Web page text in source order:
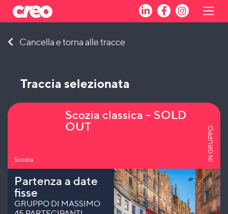
Cancella e torna alle tracce
Traccia selezionata
Scozia
Scozia classica – SOLD
OUT
IN GRUPPO
Partenza a date
fisse
GRUPPO DI MASSIMO